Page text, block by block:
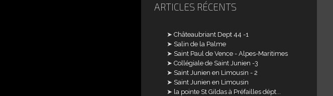
ARTICLES RÉCENTS
Châteaubriant Dept 44 -1
Salin de la Palme
Saint Paul de Vence - Alpes-Maritimes
Collégiale de Saint Junien -3
Saint Junien en Limousin - 2
Saint Junien en Limousin
la pointe St Gildas à Préfailles dépt...